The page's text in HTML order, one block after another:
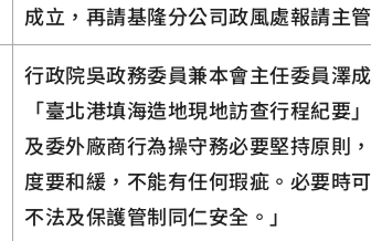
成立，再請基隆分公司政風處報請主
行政院吳政務委員兼本會主任委員澤成
「臺北港填海造地現地訪查行程紀要
及委外廠商行為操守務必要堅持原則
度要和緩，不能有任何瑕疵。必要時
不法及保護管制同仁安全。」